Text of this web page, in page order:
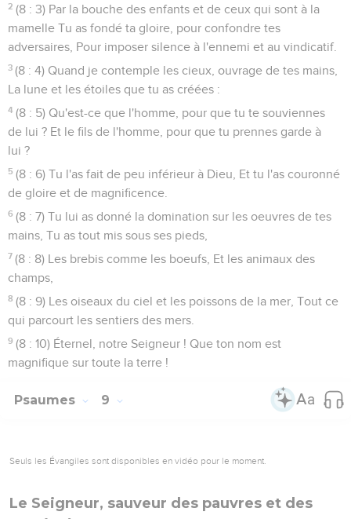
2 (8 : 3) Par la bouche des enfants et de ceux qui sont à la
mamelle Tu as fondé ta gloire, pour confondre tes
adversaires, Pour imposer silence à l'ennemi et au vindicatif.
3 (8 : 4) Quand je contemple les cieux, ouvrage de tes mains,
La lune et les étoiles que tu as créées :
4 (8 : 5) Qu'est-ce que l'homme, pour que tu te souviennes
de lui ? Et le fils de l'homme, pour que tu prennes garde à
lui ?
5 (8 : 6) Tu l'as fait de peu inférieur à Dieu, Et tu l'as couronné
de gloire et de magnificence.
6 (8 : 7) Tu lui as donné la domination sur les oeuvres de tes
mains, Tu as tout mis sous ses pieds,
7 (8 : 8) Les brebis comme les boeufs, Et les animaux des
champs,
8 (8 : 9) Les oiseaux du ciel et les poissons de la mer, Tout ce
qui parcourt les sentiers des mers.
9 (8 : 10) Éternel, notre Seigneur ! Que ton nom est
magnifique sur toute la terre !
Psaumes 9
Seuls les Évangiles sont disponibles en vidéo pour le moment.
Le Seigneur, sauveur des pauvres et des